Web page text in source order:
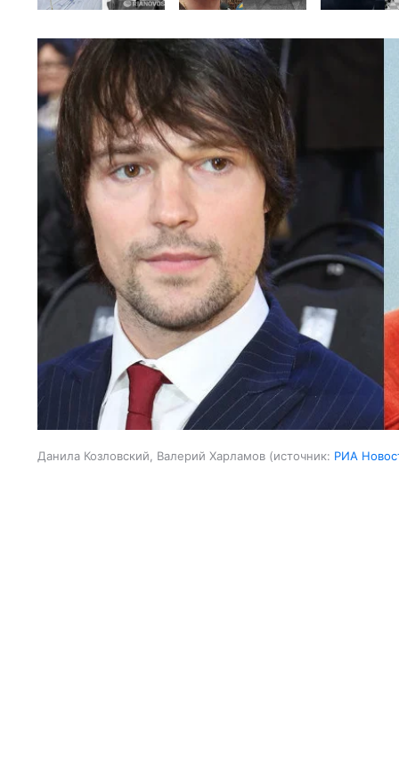
Данила Козловский, Валерий Харламов источник: РИА